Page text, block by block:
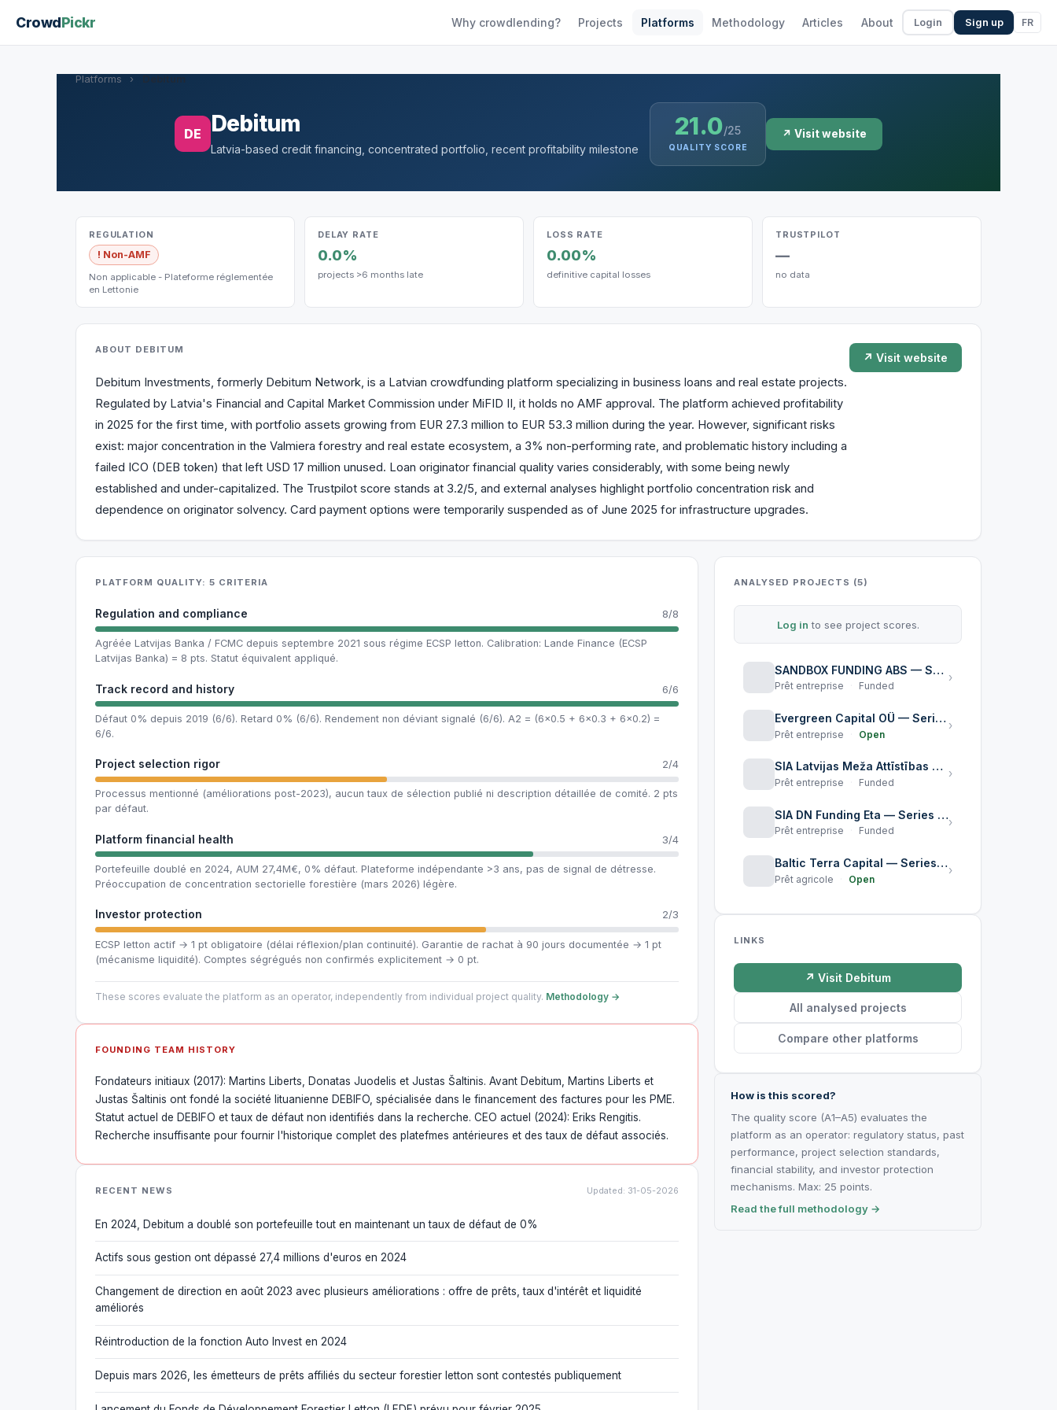
CrowdPickr Why crowdlending? Projects Platforms Methodology Articles About Login Sign up FR
Platforms ›
DE Debitum
Latvia-based credit financing, concentrated portfolio, recent profitability milestone
21.0/25
QUALITY SCORE
↗ Visit website
REGULATION
! Non-AMF
Non applicable - Plateforme réglementée
en Lettonie
DELAY RATE
0.0%
projects >6 months late
LOSS RATE
0.00%
definitive capital losses
TRUSTPILOT
—
no data
ABOUT DEBITUM
Debitum Investments, formerly Debitum Network, is a Latvian crowdfunding platform specializing in business loans and real estate projects.
Regulated by Latvia's Financial and Capital Market Commission under MiFID II, it holds no AMF approval. The platform achieved profitability
in 2025 for the first time, with portfolio assets growing from EUR 27.3 million to EUR 53.3 million during the year. However, significant risks
exist: major concentration in the Valmiera forestry and real estate ecosystem, a 3% non-performing rate, and problematic history including a
failed ICO (DEB token) that left USD 17 million unused. Loan originator financial quality varies considerably, with some being newly
established and under-capitalized. The Trustpilot score stands at 3.2/5, and external analyses highlight portfolio concentration risk and
dependence on originator solvency. Card payment options were temporarily suspended as of June 2025 for infrastructure upgrades.
↗ Visit website
PLATFORM QUALITY: 5 CRITERIA
Regulation and compliance 8/8
Agréée Latvijas Banka / FCMC depuis septembre 2021 sous régime ECSP letton. Calibration: Lande Finance (ECSP
Latvijas Banka) = 8 pts. Statut équivalent appliqué.
Track record and history 6/6
Défaut 0% depuis 2019 (6/6). Retard 0% (6/6). Rendement non déviant signalé (6/6). A2 = (6×0.5 + 6×0.3 + 6×0.2) =
6/6.
Project selection rigor 2/4
Processus mentionné (améliorations post-2023), aucun taux de sélection publié ni description détaillée de comité. 2 pts
par défaut.
Platform financial health 3/4
Portefeuille doublé en 2024, AUM 27,4M€, 0% défaut. Plateforme indépendante >3 ans, pas de signal de détresse.
Préoccupation de concentration sectorielle forestière (mars 2026) légère.
Investor protection 2/3
ECSP letton actif → 1 pt obligatoire (délai réflexion/plan continuité). Garantie de rachat à 90 jours documentée → 1 pt
(mécanisme liquidité). Comptes ségrégués non confirmés explicitement → 0 pt.
These scores evaluate the platform as an operator, independently from individual project quality. Methodology →
FOUNDING TEAM HISTORY
Fondateurs initiaux (2017): Martins Liberts, Donatas Juodelis et Justas Šaltinis. Avant Debitum, Martins Liberts et
Justas Šaltinis ont fondé la société lituanienne DEBIFO, spécialisée dans le financement des factures pour les PME.
Statut actuel de DEBIFO et taux de défaut non identifiés dans la recherche. CEO actuel (2024): Eriks Rengitis.
Recherche insuffisante pour fournir l'historique complet des platefmes antérieures et des taux de défaut associés.
RECENT NEWS Updated: 31-05-2026
En 2024, Debitum a doublé son portefeuille tout en maintenant un taux de défaut de 0%
Actifs sous gestion ont dépassé 27,4 millions d'euros en 2024
Changement de direction en août 2023 avec plusieurs améliorations : offre de prêts, taux d'intérêt et liquidité
améliorés
Réintroduction de la fonction Auto Invest en 2024
Depuis mars 2026, les émetteurs de prêts affiliés du secteur forestier letton sont contestés publiquement
ANALYSED PROJECTS (5)
Log in to see project scores.
SANDBOX FUNDING ABS — Series LV0000111425
Prêt entreprise Funded
›
Evergreen Capital OÜ — Series LV0000112712
Prêt entreprise Open
›
SIA Latvijas Meža Attīstības Fonds - Series LV0000111573
Prêt entreprise Funded
›
SIA DN Funding Eta — Series LV0000111656 (Triple Dragon Funding Delta)
Prêt entreprise Funded
›
Baltic Terra Capital — Series LV0000110708 Junior Notes
Prêt agricole Open
›
LINKS
↗ Visit Debitum
All analysed projects
Compare other platforms
How is this scored?
The quality score (A1–A5) evaluates the
platform as an operator: regulatory status, past
performance, project selection standards,
financial stability, and investor protection
mechanisms. Max: 25 points.
Read the full methodology →